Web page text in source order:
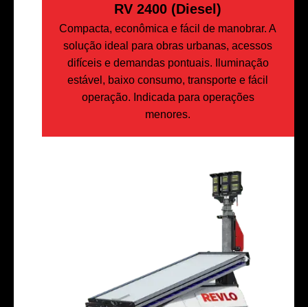
RV 2400 (Diesel)
Compacta, econômica e fácil de manobrar. A
solução ideal para obras urbanas, acessos
difíceis e demandas pontuais. Iluminação
estável, baixo consumo, transporte e fácil
operação. Indicada para operações
menores.